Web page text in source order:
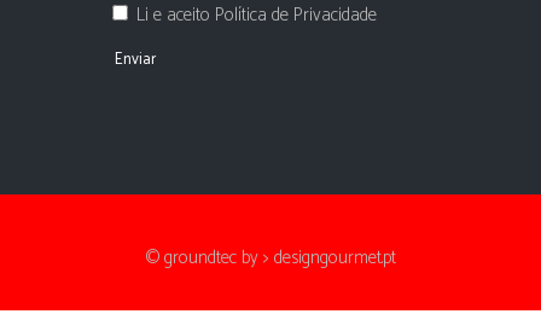
Li e aceito Política de Privacidade
© groundtec by> designgourmet.pt